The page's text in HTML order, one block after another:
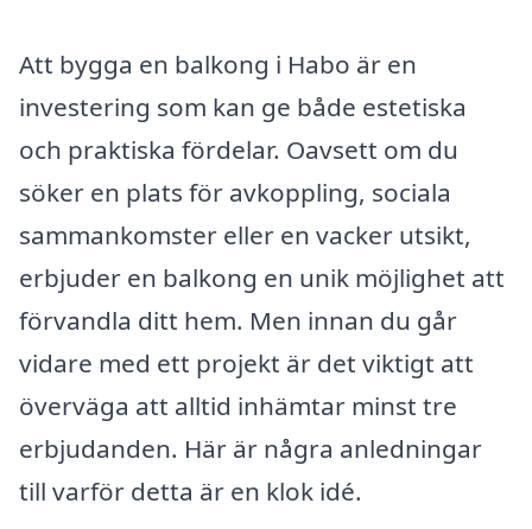
Att bygga en balkong i Habo är en
investering som kan ge både estetiska
och praktiska fördelar. Oavsett om du
söker en plats för avkoppling, sociala
sammankomster eller en vacker utsikt,
erbjuder en balkong en unik möjlighet att
förvandla ditt hem. Men innan du går
vidare med ett projekt är det viktigt att
överväga att alltid inhämtar minst tre
erbjudanden. Här är några anledningar
till varför detta är en klok idé.